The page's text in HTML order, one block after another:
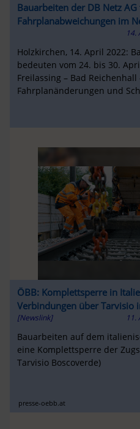
Bauarbeiten der DB Netz
Fahrplanabweichungen im
14.
Holzkirchen, 14. April 2022:
bedeuten vom 24. bis 30.
Freilassing – Bad
Fahrplanänderungen und
ÖBB: Komplettsperre in
Verbindungen über Tarvisio
[Newslink] 11.
Bauarbeiten auf dem
eine Komplettsperre der
Tarvisio Boscoverde)
presse-oebb.at